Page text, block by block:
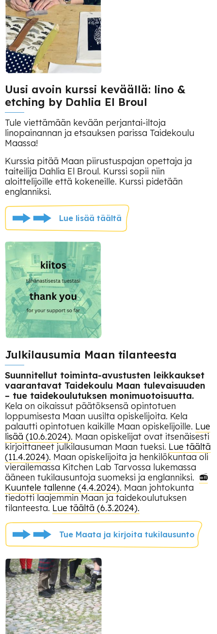
Uusi avoin kurssi keväällä: lino &
etching by Dahlia El Broul
Tule viettämään kevään perjantai-iltoja
linopainannan ja etsauksen parissa Taidekoulu
Maassa!
Kurssia pitää Maan piirustuspajan opettaja ja
taiteilija Dahlia El Broul. Kurssi sopii niin
aloittelijoille että kokeneille. Kurssi pidetään
englanniksi.
Lue lisää täältä
Julkilausumia Maan tilanteesta
Suunnitellut toiminta-avustusten leikkaukset
vaarantavat Taidekoulu Maan tulevaisuuden
– tue taidekoulutuksen monimuotoisuutta.
Kela on oikaissut päätöksensä opintotuen
loppumisesta Maan uusilta opiskelijoita. Kela
palautti opintotuen kaikille Maan opiskelijoille. Lue
lisää (10.6.2024). Maan opiskelijat ovat itsenäisesti
kirjoittaneet julkilausuman Maan tueksi. Lue täältä
(11.4.2024). Maan opiskelijoita ja henkilökuntaa oli
vierailemassa Kitchen Lab Tarvossa lukemassa
ääneen tukilausuntoja suomeksi ja englanniksi. 📻
Kuuntele tallenne (4.4.2024). Maan johtokunta
tiedotti laajemmin Maan ja taidekoulutuksen
tilanteesta. Lue täältä (6.3.2024).
Tue Maata ja kirjoita tukilausunto